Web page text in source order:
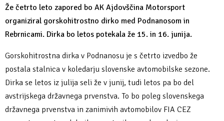
Že četrto leto zapored bo AK Ajdovščina Motorsport
organiziral gorskohitrostno dirko med Podnanosom in
Rebrnicami. Dirka bo letos potekala že 15. in 16. junija.
Gorskohitrostna dirka v Podnanosu je s četrto izvedbo že
postala stalnica v koledarju slovenske avtomobilske sezone.
Dirka se letos iz julija seli že v junij, tudi letos pa bo del
avstrijskega državnega prvenstva. To bo poleg slovenskega
državnega prvenstva in zanimivih avtomobilov FIA CEZ